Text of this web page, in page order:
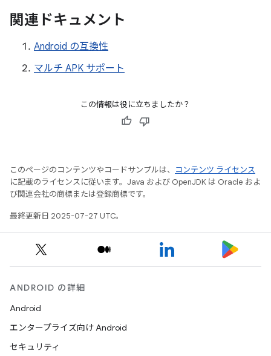
関連ドキュメント
Android の互換性
マルチ APK サポート
この情報は役に立ちましたか？
このページのコンテンツやコードサンプルは、
コンテンツ ライセンス
に記載のライセンスに従います。Java および OpenJDK は Oracle およ
び関連会社の商標または登録商標です。
最終更新日 2025-07-27 UTC。
ANDROID の詳細
Android
エンタープライズ向け Android
セキュリティ